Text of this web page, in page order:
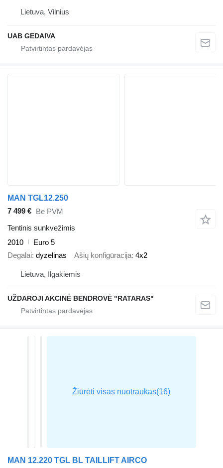
Lietuva, Vilnius
UAB GEDAIVA
MAN TGL12.250
7 499 € Be PVM
Tentinis sunkvežimis
2010
Euro 5
Degalai dyzelinas Ašių konfigūracija 4x2
Lietuva, Ilgakiemis
UŽDAROJI AKCINĖ BENDROVĖ "RATARAS"
MAN 12.220 TGL BL TAILLIFT AIRCO